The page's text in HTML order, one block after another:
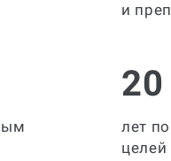
и
20
лет
целей